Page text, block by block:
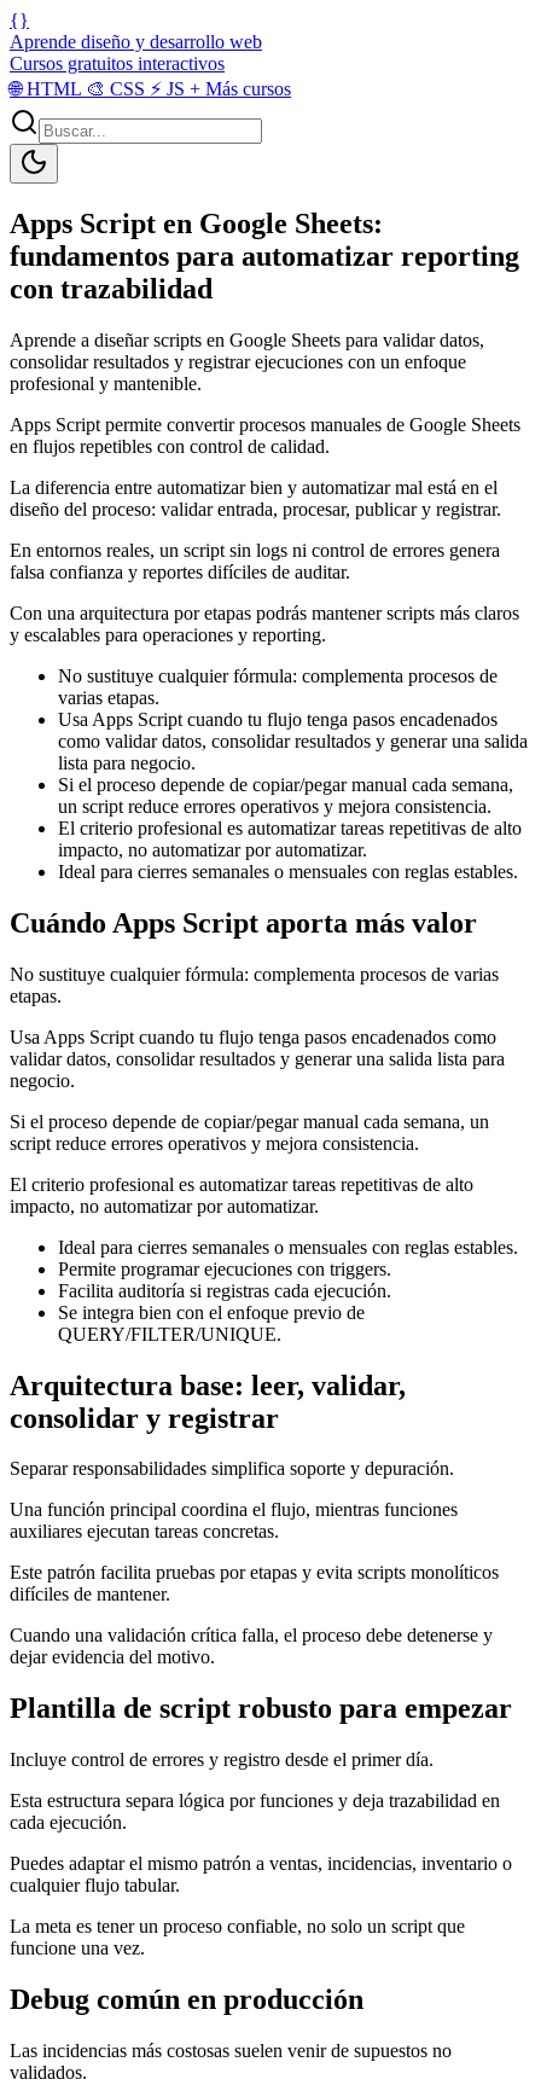
{}
Aprende diseño y desarrollo web
Cursos gratuitos interactivos
🌐HTML 🎨 CSS ⚡ JS + Más cursos
Apps Script en Google Sheets:
fundamentos para automatizar reporting
con trazabilidad
Aprende a diseñar scripts en Google Sheets para validar datos,
consolidar resultados y registrar ejecuciones con un enfoque
profesional y mantenible.
Apps Script permite convertir procesos manuales de Google Sheets
en flujos repetibles con control de calidad.
La diferencia entre automatizar bien y automatizar mal está en el
diseño del proceso: validar entrada, procesar, publicar y registrar.
En entornos reales, un script sin logs ni control de errores genera
falsa confianza y reportes difíciles de auditar.
Con una arquitectura por etapas podrás mantener scripts más claros
y escalables para operaciones y reporting.
No sustituye cualquier fórmula: complementa procesos de
varias etapas.
Usa Apps Script cuando tu flujo tenga pasos encadenados
como validar datos, consolidar resultados y generar una salida
lista para negocio.
Si el proceso depende de copiar/pegar manual cada semana,
un script reduce errores operativos y mejora consistencia.
El criterio profesional es automatizar tareas repetitivas de alto
impacto, no automatizar por automatizar.
Ideal para cierres semanales o mensuales con reglas estables.
Cuándo Apps Script aporta más valor
No sustituye cualquier fórmula: complementa procesos de varias
etapas.
Usa Apps Script cuando tu flujo tenga pasos encadenados como
validar datos, consolidar resultados y generar una salida lista para
negocio.
Si el proceso depende de copiar/pegar manual cada semana, un
script reduce errores operativos y mejora consistencia.
El criterio profesional es automatizar tareas repetitivas de alto
impacto, no automatizar por automatizar.
Ideal para cierres semanales o mensuales con reglas estables.
Permite programar ejecuciones con triggers.
Facilita auditoría si registras cada ejecución.
Se integra bien con el enfoque previo de
QUERY/FILTER/UNIQUE.
Arquitectura base: leer, validar,
consolidar y registrar
Separar responsabilidades simplifica soporte y depuración.
Una función principal coordina el flujo, mientras funciones
auxiliares ejecutan tareas concretas.
Este patrón facilita pruebas por etapas y evita scripts monolíticos
difíciles de mantener.
Cuando una validación crítica falla, el proceso debe detenerse y
dejar evidencia del motivo.
Plantilla de script robusto para empezar
Incluye control de errores y registro desde el primer día.
Esta estructura separa lógica por funciones y deja trazabilidad en
cada ejecución.
Puedes adaptar el mismo patrón a ventas, incidencias, inventario o
cualquier flujo tabular.
La meta es tener un proceso confiable, no solo un script que
funcione una vez.
Debug común en producción
Las incidencias más costosas suelen venir de supuestos no
validados.